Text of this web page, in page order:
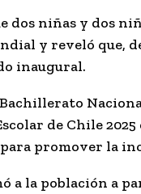
niñas y dos
y reveló que,
inaugural.
de Chile
promover la
a la población a